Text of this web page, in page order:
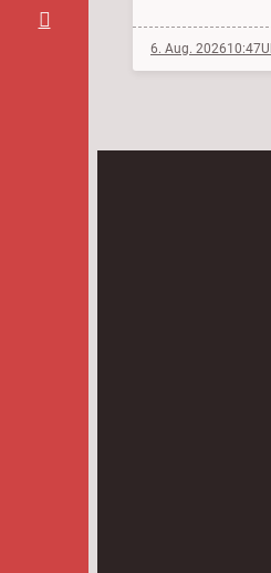
6. Aug. 202610:47